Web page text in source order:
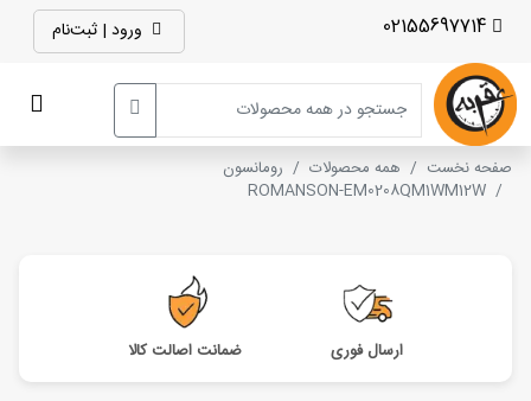
ورود | ثبت‌نام
صفحه نخست همه محصولات
رومانسون
ROMANSON-EM0208QM1WM12W
ارسال فوری ضمانت اصالت کالا